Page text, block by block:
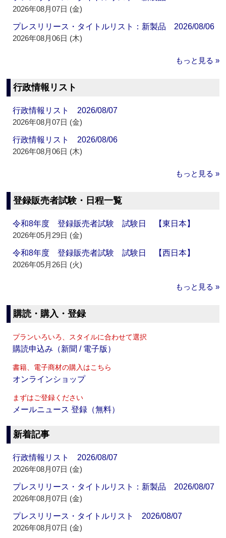
2026年08月07日 (金)
プレスリリース・タイトルリスト：新製品 2026/08/06
2026年08月06日 (木)
もっと見る »
行政情報リスト
行政情報リスト 2026/08/07
2026年08月07日 (金)
行政情報リスト 2026/08/06
2026年08月06日 (木)
もっと見る »
登録販売者試験・日程一覧
令和8年度 登録販売者試験 試験日 【東日本】
2026年05月29日 (金)
令和8年度 登録販売者試験 試験日 【西日本】
2026年05月26日 (火)
もっと見る »
購読・購入・登録
プランいろいろ、スタイルに合わせて選択
購読申込み（新聞 / 電子版）
書籍、電子商材の購入はこちら
オンラインショップ
まずはご登録ください
メールニュース 登録（無料）
新着記事
行政情報リスト 2026/08/07
2026年08月07日 (金)
プレスリリース・タイトルリスト：新製品 2026/08/07
2026年08月07日 (金)
プレスリリース・タイトルリスト 2026/08/07
2026年08月07日 (金)